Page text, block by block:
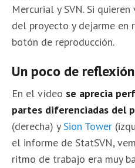
Mercurial y SVN. Si
del proyecto y dejarme en
botón de reproducción.
Un poco de reflexión
En el vídeo se aprecia
partes diferenciadas del
(derecha) ySion Tower
el informe de StatSVN,
ritmo de trabajo era muy